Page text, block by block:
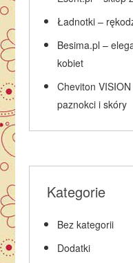
Ładnotki –
Besima.pl –
kobiet
Cheviton
paznokci i skóry
Kategorie
Bez kategorii
Dodatki